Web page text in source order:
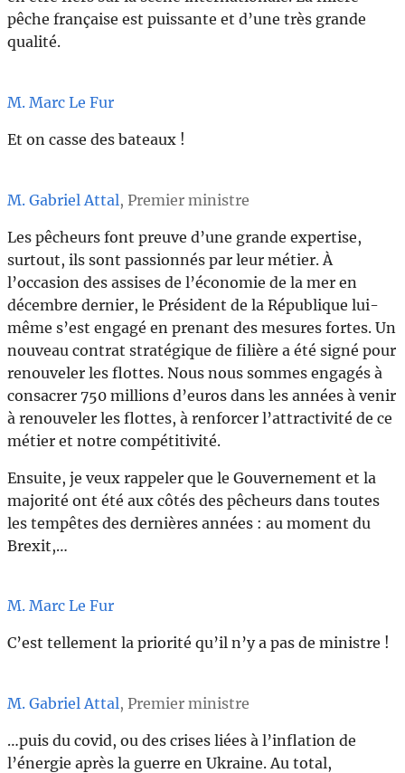
pêche française est puissante et d’une très grande
qualité.
M. Marc Le Fur
Et on casse des bateaux !
M. Gabriel Attal, Premier ministre
Les pêcheurs font preuve d’une grande expertise,
surtout, ils sont passionnés par leur métier. À
l’occasion des assises de l’économie de la mer en
décembre dernier, le Président de la République lui-
même s’est engagé en prenant des mesures fortes. Un
nouveau contrat stratégique de filière a été signé pour
renouveler les flottes. Nous nous sommes engagés à
consacrer 750 millions d’euros dans les années à venir
à renouveler les flottes, à renforcer l’attractivité de ce
métier et notre compétitivité.
Ensuite, je veux rappeler que le Gouvernement et la
majorité ont été aux côtés des pêcheurs dans toutes
les tempêtes des dernières années : au moment du
Brexit,…
M. Marc Le Fur
C’est tellement la priorité qu’il n’y a pas de ministre !
M. Gabriel Attal, Premier ministre
…puis du covid, ou des crises liées à l’inflation de
l’énergie après la guerre en Ukraine. Au total,